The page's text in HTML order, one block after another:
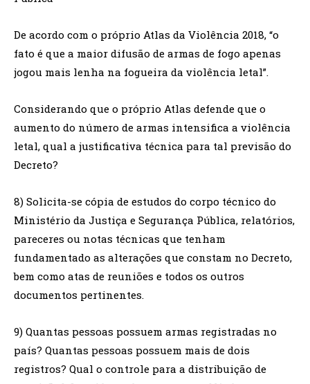
De acordo com o próprio Atlas da Violência 2018, “o
fato é que a maior difusão de armas de fogo apenas
jogou mais lenha na fogueira da violência letal”.
Considerando que o próprio Atlas defende que o
aumento do número de armas intensifica a violência
letal, qual a justificativa técnica para tal previsão do
Decreto?
8) Solicita-se cópia de estudos do corpo técnico do
Ministério da Justiça e Segurança Pública, relatórios,
pareceres ou notas técnicas que tenham
fundamentado as alterações que constam no Decreto,
bem como atas de reuniões e todos os outros
documentos pertinentes.
9) Quantas pessoas possuem armas registradas no
país? Quantas pessoas possuem mais de dois
registros? Qual o controle para a distribuição de